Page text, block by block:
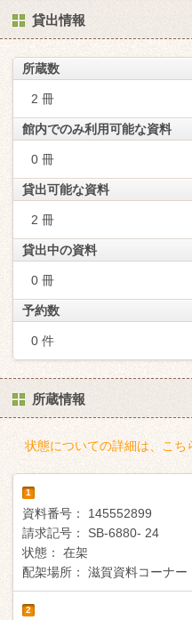
貸出情報
所蔵数
2 冊
館内でのみ利用可能な資料
0 冊
貸出可能な資料
2 冊
貸出中の資料
0 冊
予約数
0 件
所蔵情報
状態についての詳細は、こち
1
資料番号：
145552899
請求記号：
SB-6880- 24
状態：
在架
配架場所：
滋賀資料コーナ
2